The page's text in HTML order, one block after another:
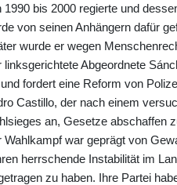
1990 bis 2000 regierte und
von seinen Anhängern dafür
wurde er wegen
linksgerichtete Abgeordnete
fordert eine Reform von
Castillo, der nach einem
an, Gesetze abschaffen
Wahlkampf war geprägt von
herrschende Instabilität im
zu haben. Ihre Partei